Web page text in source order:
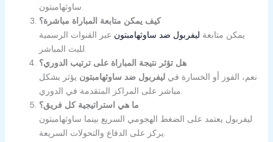
ساوثهامبتون.
كيف يمكن متابعة المباراة مباشرة؟
يمكن متابعة ليفربول ضد ساوثهامبتون عبر القنوات الرسمية
للبث المباشر.
هل تؤثر نتيجة المباراة على ترتيب الدوري؟
نعم، الفوز أو الخسارة فيليفربول ضد ساوثهامبتون يؤثر بشكل
مباشر على المراكز المتقدمة في الدوري.
ما هي استراتيجية كل فريق؟
ليفربول يعتمد على الضغط الهجومي السريع بينما ساوثهامبتون
يركز على الدفاع والتحولات السريعة.